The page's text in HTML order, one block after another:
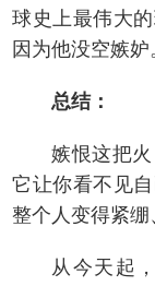
球史上最伟大
因为他没空嫉妒
总结：
嫉恨这把
它让你看不见
整个人变得紧绷
从今天起